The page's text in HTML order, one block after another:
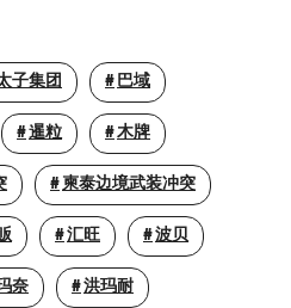
子集团 巴域
暹粒 木牌
柬泰边境武装冲突
汇旺 波贝
奈 洪玛耐